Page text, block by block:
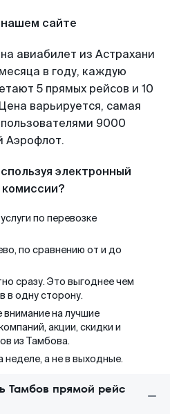
сайте
авиабилет из Астрахани
в году, каждую
5 прямых рейсов и 10
варьируется, самая
9000
Аэрофлот.
электронный
по перевозке
по сравнению от и до
сразу. Это выгоднее чем
в одну сторону.
на лучшие
акции, скидки и
из Тамбова.
неделе, а не в выходные.
Тамбов прямой рейс